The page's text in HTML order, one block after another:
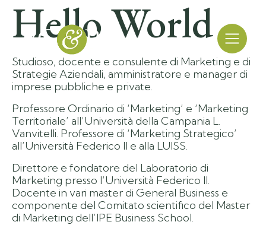
Hello World
Studioso, docente e consulente di Marketing e di
Strategie Aziendali, amministratore e manager di
imprese pubbliche e private.
Professore Ordinario di ‘Marketing’ e ‘Marketing
Territoriale’ all’Università della Campania L.
Vanvitelli. Professore di ‘Marketing Strategico’
all’Università Federico II e alla LUISS.
Direttore e fondatore del Laboratorio di
Marketing presso l’Università Federico Il.
Docente in vari master di General Business e
componente del Comitato scientifico del Master
di Marketing dell’IPE Business School.